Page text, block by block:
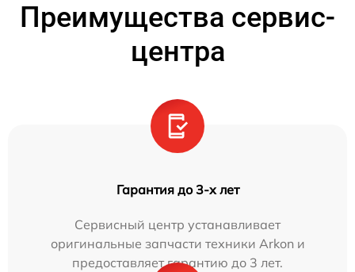
Преимущества сервис-
центра
Гарантия до 3-х лет
Сервисный центр устанавливает
оригинальные запчасти техники Arkon и
предоставляет гарантию до 3 лет.